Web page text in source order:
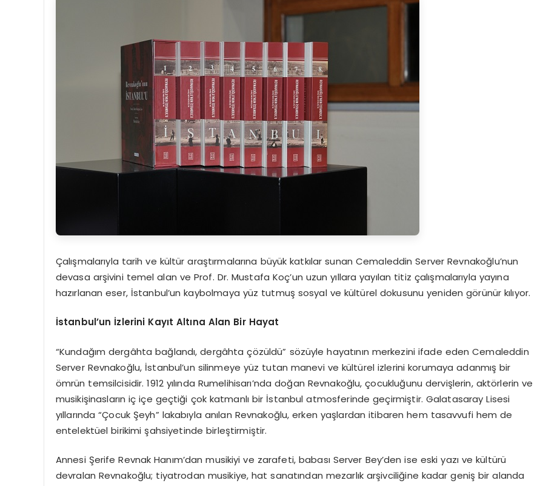
Çalışmalarıyla tarih ve kültür araştırmalarına büyük katkılar sunan Cemaleddin Server Revnakoğlu’nun
devasa arşivini temel alan ve Prof. Dr. Mustafa Koç’un uzun yıllara yayılan titiz çalışmalarıyla yayına
hazırlanan eser, İstanbul’un kaybolmaya yüz tutmuş sosyal ve kültürel dokusunu yeniden görünür kılıyor.
İstanbul’un İzlerini Kayıt Altına Alan Bir Hayat
“Kundağım dergâhta bağlandı, dergâhta çözüldü” sözüyle hayatının merkezini ifade eden Cemaleddin
Server Revnakoğlu, İstanbul’un silinmeye yüz tutan manevi ve kültürel izlerini korumaya adanmış bir
ömrün temsilcisidir. 1912 yılında Rumelihisarı’nda doğan Revnakoğlu, çocukluğunu dervişlerin, aktörlerin ve
musikişinasların iç içe geçtiği çok katmanlı bir İstanbul atmosferinde geçirmiştir. Galatasaray Lisesi
yıllarında “Çocuk Şeyh” lakabıyla anılan Revnakoğlu, erken yaşlardan itibaren hem tasavvufi hem de
entelektüel birikimi şahsiyetinde birleştirmiştir.
Annesi Şerife Revnak Hanım’dan musikiyi ve zarafeti, babası Server Bey’den ise eski yazı ve kültürü
devralan Revnakoğlu; tiyatrodan musikiye, hat sanatından mezarlık arşivciliğine kadar geniş bir alanda